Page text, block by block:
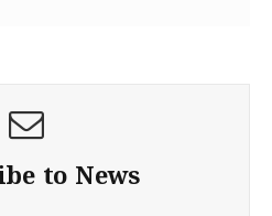
to News